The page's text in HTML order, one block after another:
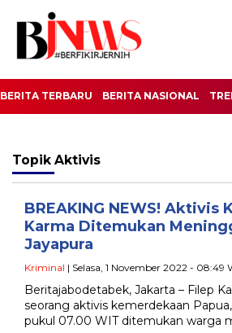
BERITA TERBARU BERITA NASIONAL
Topik Aktivis
BREAKING NEWS! Aktivis
Karma Ditemukan
Jayapura
Kriminal | Selasa, 1 November 2022 - 08:49
Beritajabodetabek, Jakarta – Filep
seorang aktivis kemerdekaan
pukul 07.00 WIT ditemukan warga